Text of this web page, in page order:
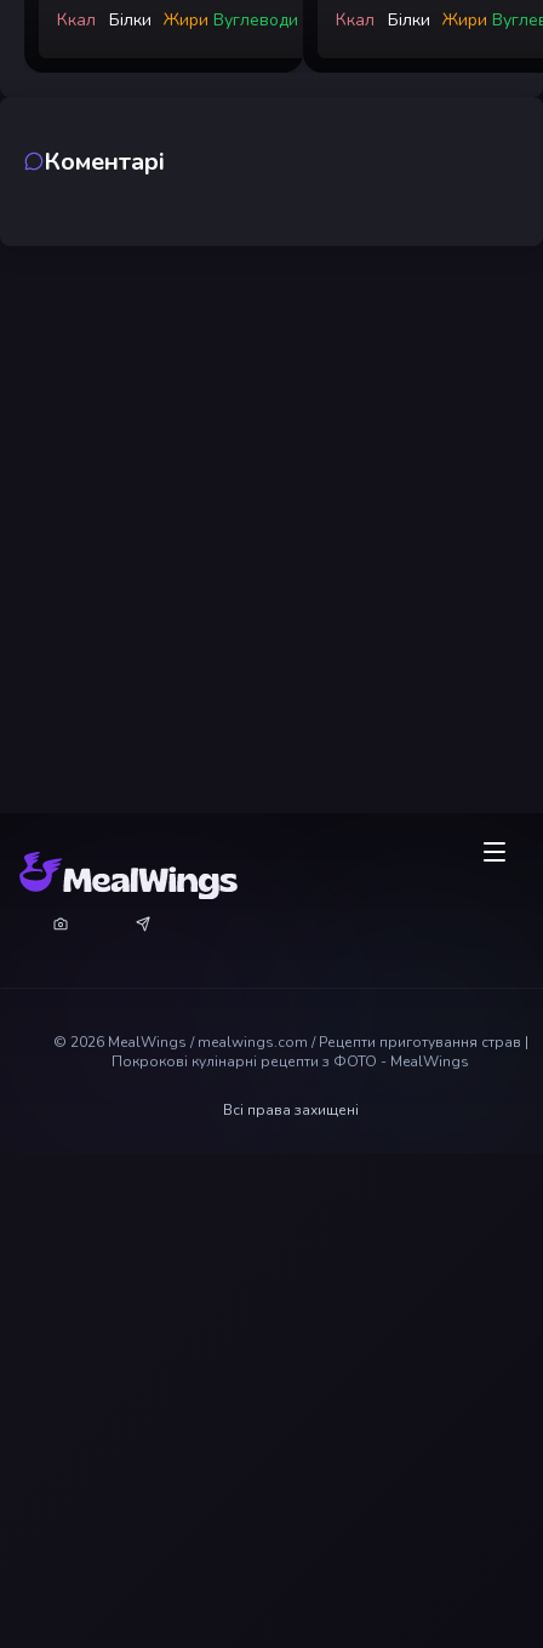
Ккал Білки Жири Вуглеводи Ккал Білки Жири
Коментарі
© 2026 MealWings / mealwings.com /Рецепти приготування страв |
Покрокові кулінарні рецепти з ФОТО - MealWings
Всі права захищені